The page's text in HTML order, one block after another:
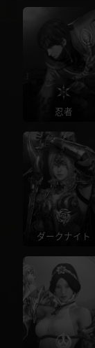
忍者
ダークナイト